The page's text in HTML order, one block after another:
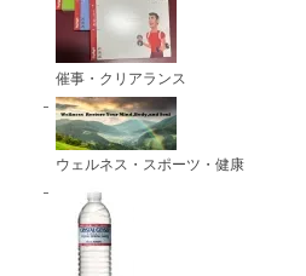
催事・クリアランス
ウェルネス・スポーツ・健康